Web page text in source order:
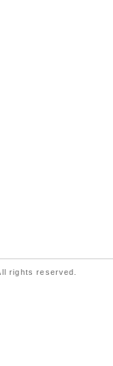
rights reserved.